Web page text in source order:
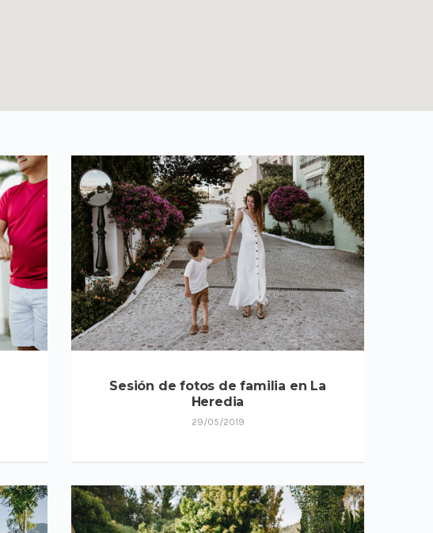
Sesión de fotos de familia en La
Heredia
29/05/2019